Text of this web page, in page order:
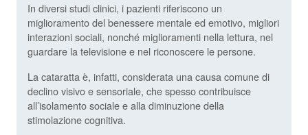
In diversi studi clinici, i pazienti riferiscono un
miglioramento del benessere mentale ed emotivo, migliori
interazioni sociali, nonché miglioramenti nella lettura, nel
guardare la televisione e nel riconoscere le persone.
La cataratta è, infatti, considerata una causa comune di
declino visivo e sensoriale, che spesso contribuisce
all’isolamento sociale e alla diminuzione della
stimolazione cognitiva.